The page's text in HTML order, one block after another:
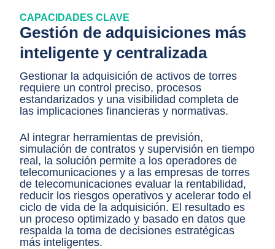
CAPACIDADES CLAVE
Gestión de adquisiciones más
inteligente y centralizada
Gestionar la adquisición de activos de torres
requiere un control preciso, procesos
estandarizados y una visibilidad completa de
las implicaciones financieras y normativas.
Al integrar herramientas de previsión,
simulación de contratos y supervisión en tiempo
real, la solución permite a los operadores de
telecomunicaciones y a las empresas de torres
de telecomunicaciones evaluar la rentabilidad,
reducir los riesgos operativos y acelerar todo el
ciclo de vida de la adquisición. El resultado es
un proceso optimizado y basado en datos que
respalda la toma de decisiones estratégicas
más inteligentes.